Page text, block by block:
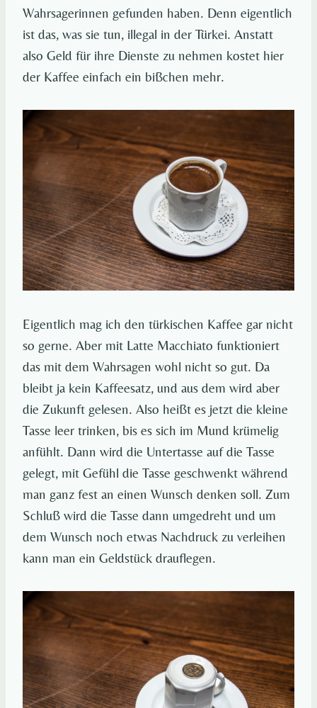
Wahrsagerinnen gefunden haben. Denn eigentlich
ist das, was sie tun, illegal in der Türkei. Anstatt
also Geld für ihre Dienste zu nehmen kostet hier
der Kaffee einfach ein bißchen mehr.
Eigentlich mag ich den türkischen Kaffee gar nicht
so gerne. Aber mit Latte Macchiato funktioniert
das mit dem Wahrsagen wohl nicht so gut. Da
bleibt ja kein Kaffeesatz, und aus dem wird aber
die Zukunft gelesen. Also heißt es jetzt die kleine
Tasse leer trinken, bis es sich im Mund krümelig
anfühlt. Dann wird die Untertasse auf die Tasse
gelegt, mit Gefühl die Tasse geschwenkt während
man ganz fest an einen Wunsch denken soll. Zum
Schluß wird die Tasse dann umgedreht und um
dem Wunsch noch etwas Nachdruck zu verleihen
kann man ein Geldstück drauflegen.